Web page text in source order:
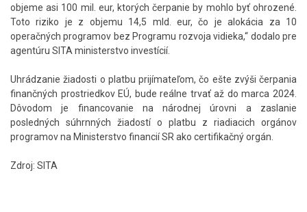
objeme asi 100 mil. eur, ktorých čerpanie by mohlo byť ohrozené.
Toto riziko je z objemu 14,5 mld. eur, čo je alokácia za 10
operačných programov bez Programu rozvoja vidieka,“ dodalo pre
agentúru SITA ministerstvo investícií.
Uhrádzanie žiadosti o platbu prijímateľom, čo ešte zvýši čerpania
finančných prostriedkov EÚ, bude reálne trvať až do marca 2024.
Dôvodom je financovanie na národnej úrovni a zaslanie
posledných súhrnných žiadostí o platbu z riadiacich orgánov
programov na Ministerstvo financií SR ako certifikačný orgán.
Zdroj: SITA